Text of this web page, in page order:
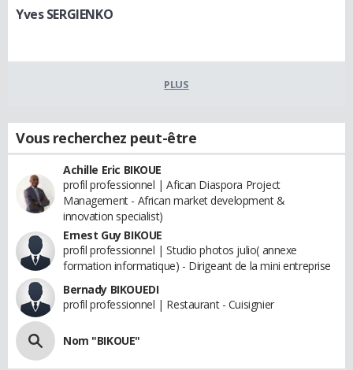
Yves SERGIENKO
PLUS
Vous recherchez peut-être
Achille Eric BIKOUE
profil professionnel | Afican Diaspora Project
Management - African market development &
innovation specialist)
Ernest Guy BIKOUE
profil professionnel | Studio photos julio( annexe
formation informatique) - Dirigeant de la mini entreprise
Bernady BIKOUEDI
profil professionnel | Restaurant - Cuisignier
Nom "BIKOUE"